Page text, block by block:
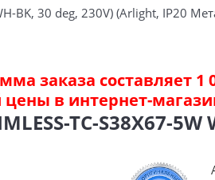
BK, 30 deg, 230V) (Arlight, IP20
заказа составляет 1
в интернет-
TC-S38X67-